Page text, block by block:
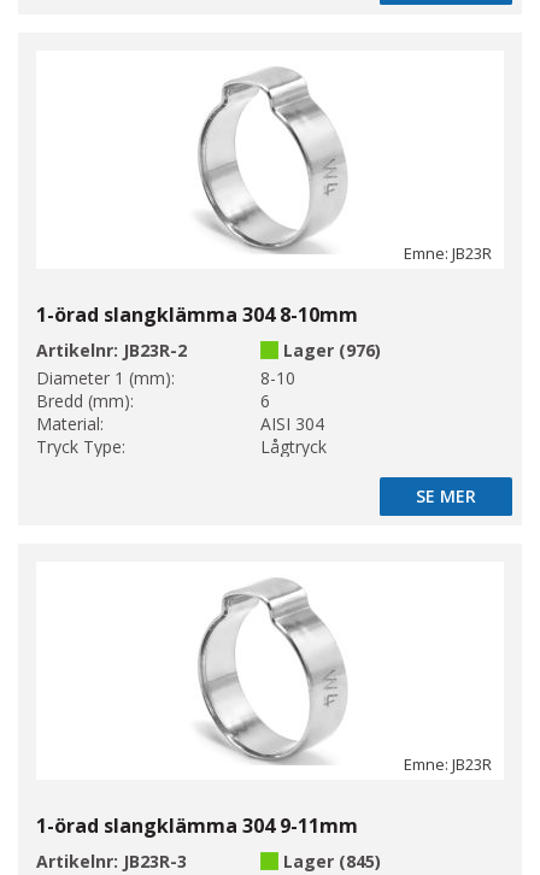
Emne: JB23R
1-örad slangklämma 304 8-10mm
Artikelnr: JB23R-2
Lager (976)
Diameter 1 (mm):
8-10
Bredd (mm):
6
Material:
AISI 304
Tryck Type:
Lågtryck
SE MER
SE MER
Emne: JB23R
1-örad slangklämma 304 9-11mm
Artikelnr: JB23R-3 Lager (845)